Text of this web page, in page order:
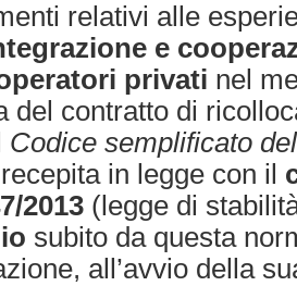
relativi alle
e
privati nel
del contratto di
Codice semplificato
in legge con il
2013 (legge di
subito da questa
all’avvio della